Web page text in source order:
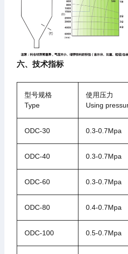
六、技术指标
型号规格
Type
使用压力
Using
ODC-30 0.3-0.7Mpa
ODC-40 0.3-0.7Mpa
ODC-60 0.3-0.7Mpa
ODC-80 0.4-0.7Mpa
ODC-100 0.5-0.7Mpa